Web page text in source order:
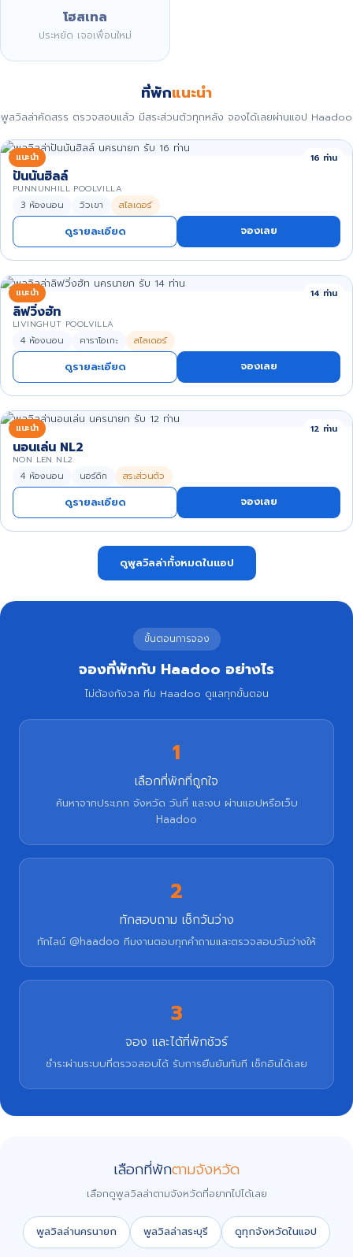
โฮสเทล
ประหยัด เจอเพื่อนใหม่
ที่พักแนะนำ
พูลวิลล่าคัดสรร ตรวจสอบแล้ว มีสระส่วนตัวทุกหลัง จองได้เลยผ่านแอป Haadoo
แนะนำ 16 ท่าน
ปันนันฮิลล์
PUNNUNHILL POOLVILLA
3 ห้องนอน วิวเขา สไลเดอร์
ดูรายละเอียด จองเลย
แนะนำ 14 ท่าน
ลิฟวิ่งฮัท
LIVINGHUT POOLVILLA
4 ห้องนอน คาราโอเกะ สไลเดอร์
ดูรายละเอียด จองเลย
แนะนำ 12 ท่าน
นอนเล่น NL2
NON LEN NL2
4 ห้องนอน นอร์ดิก สระส่วนตัว
ดูรายละเอียด จองเลย
ดูพูลวิลล่าทั้งหมดในแอป
ขั้นตอนการจอง
จองที่พักกับ Haadoo อย่างไร
ไม่ต้องกังวล ทีม Haadoo ดูแลทุกขั้นตอน
1
เลือกที่พักที่ถูกใจ
ค้นหาจากประเภท จังหวัด วันที่ และงบ ผ่านแอปหรือเว็บ
Haadoo
2
ทักสอบถาม เช็กวันว่าง
ทักไลน์ @haadoo ทีมงานตอบทุกคำถามและตรวจสอบวันว่างให้
3
จอง และได้ที่พักชัวร์
ชำระผ่านระบบที่ตรวจสอบได้ รับการยืนยันทันที เช็กอินได้เลย
เลือกที่พักตามจังหวัด
เลือกดูพูลวิลล่าตามจังหวัดที่อยากไปได้เลย
พูลวิลล่านครนายก พูลวิลล่าสระบุรี ดูทุกจังหวัดในแอป